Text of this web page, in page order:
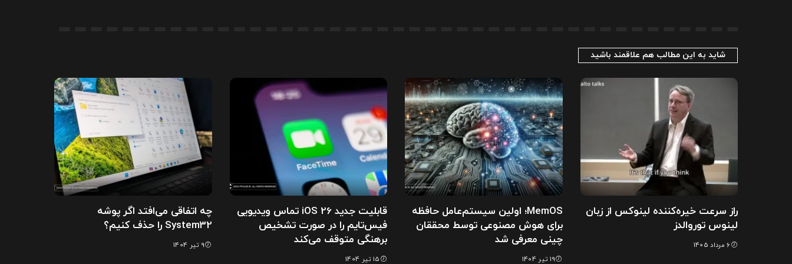
شاید به این مطالب هم علاقمند باشید
راز سرعت خیره‌کننده لینوکس از زبان
لینوس توروالدز
6 مرداد 1405
MemOS؛ اولین سیستم‌عامل حافظه
برای هوش مصنوعی توسط محققان
چینی معرفی شد
19 تیر 1404
قابلیت جدید iOS 26 تماس ویدیویی
فیس‌تایم را در صورت تشخیص
برهنگی متوقف می‌کند
15 تیر 1404
چه اتفاقی می‌افتد اگر پوشه
System32 را حذف کنیم؟
9 تیر 1404